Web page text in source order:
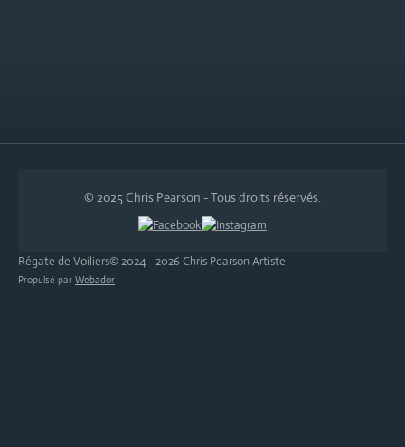
© 2025 Chris Pearson - Tous droits réservés.
Régate de Voiliers© 2024 - 2026 Chris Pearson Artiste
Propulsé par Webador